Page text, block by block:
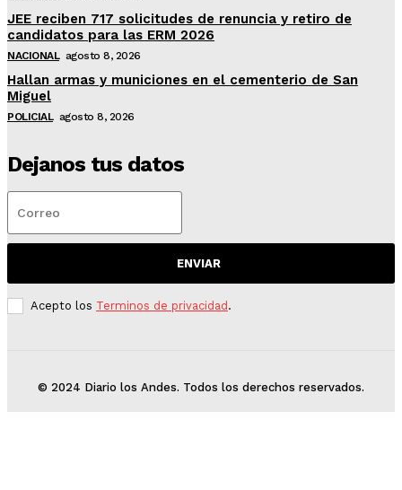
JEE reciben 717 solicitudes de renuncia y retiro de
candidatos para las ERM 2026
NACIONAL agosto 8, 2026
Hallan armas y municiones en el cementerio de San
Miguel
POLICIAL agosto 8, 2026
Dejanos tus datos
ENVIAR
Acepto los Terminos de privacidad .
© 2024 Diario los Andes. Todos los derechos reservados.